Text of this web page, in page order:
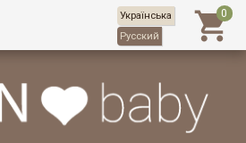

Українська
Русский